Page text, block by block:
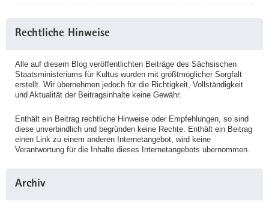
Rechtliche Hinweise
Alle auf diesem Blog veröffentlichten Beiträge des Sächsischen
Staatsministeriums für Kultus wurden mit größtmöglicher Sorgfalt
erstellt. Wir übernehmen jedoch für die Richtigkeit, Vollständigkeit
und Aktualität der Beitragsinhalte keine Gewähr.
Enthält ein Beitrag rechtliche Hinweise oder Empfehlungen, so sind
diese unverbindlich und begründen keine Rechte. Enthält ein Beitrag
einen Link zu einem anderen Internetangebot, wird keine
Verantwortung für die Inhalte dieses Internetangebots übernommen.
Archiv